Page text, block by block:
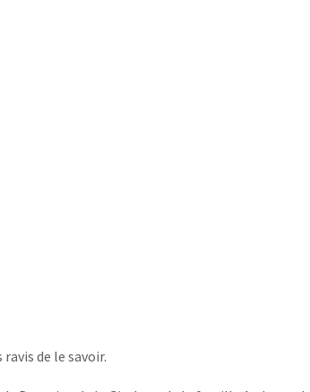
de le savoir.